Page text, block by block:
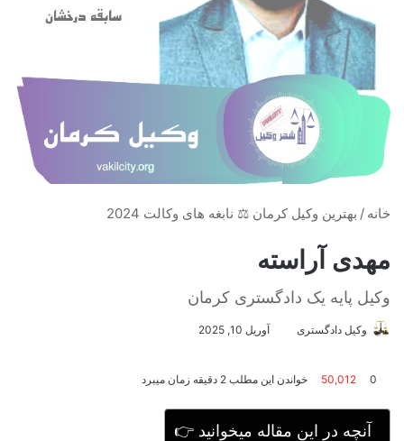
خانه / بهترین وکیل کرمان ⚖️ نابغه های وکالت 2024
مهدی آراسته
وکیل پایه یک دادگستری کرمان
وکیل دادگستری
ا
آوریل 10, 2025
0
50,012 خواندن این مطلب 2 دقیقه زمان میبرد
👉 آنچه در این مقاله میخوانید